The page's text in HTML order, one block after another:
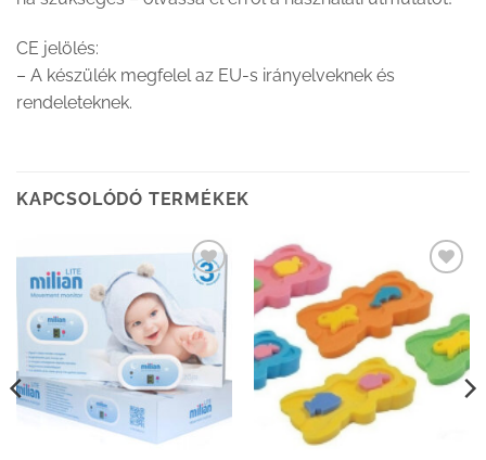
CE jelölés:
– A készülék megfelel az EU-s irányelveknek és
rendeleteknek.
KAPCSOLÓDÓ TERMÉKEK
Kedvenceimhez
adom
Kedvenceimhez
adom